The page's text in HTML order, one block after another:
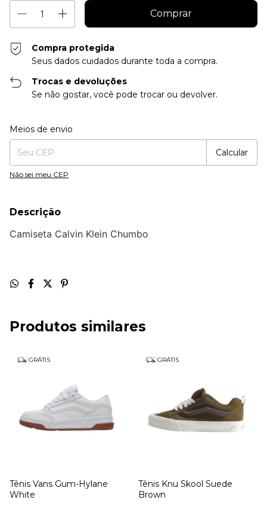
Compra protegida
Seus dados cuidados durante toda a compra.
Trocas e devoluções
Se não gostar, você pode trocar ou devolver.
Entregas para o CEP:
Meios de envio
Calcular
Não sei meu CEP
Descrição
Camiseta Calvin Klein Chumbo
Produtos similares
GRÁTIS
Tênis Vans Gum-Hylane
White
GRÁTIS
Tênis Knu Skool Suede
Brown